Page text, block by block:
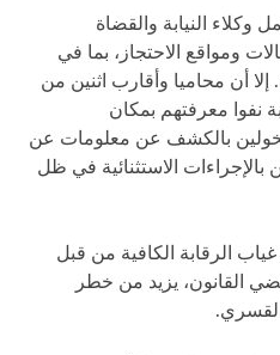
وكلاء النيابة والقضاة
ومواقع الاحتجاز، بما في
أن محاميا وأقارب اثنين من
نفوا معرفتهم بمكان
مخولين بالكشف عن معلومات عن
بالإجراءات الاستثنائية في ظل
الرقابة الكافية من قبل
القانون، يزيد من خطر
القسري.